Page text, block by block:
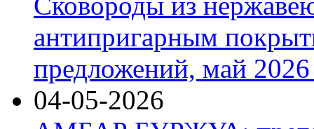
антипригарным
предложений, май 2026
04-05-2026